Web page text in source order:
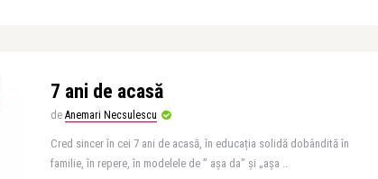
7 ani de acasă
de Anemari Necsulescu
Cred sincer în cei 7 ani de acasă, în educația solidă dobândită în
familie, în repere, în modelele de ” așa da” și „așa ..